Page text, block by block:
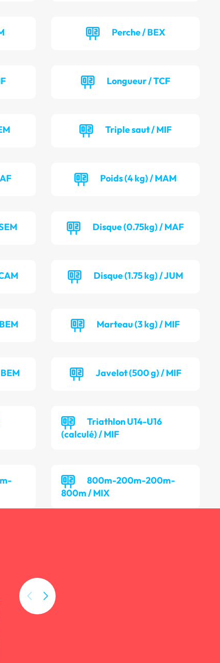
Perche / BEX
Longueur / TCF
Triple saut / MIF
Poids (4 kg) / MAM
Disque (0.75kg) / MAF
Disque (1.75 kg) / JUM
Marteau (3 kg) / MIF
Javelot (500 g) / MIF
Triathlon U14-U16
(calculé) / MIF
800m-200m-200m-
800m / MIX